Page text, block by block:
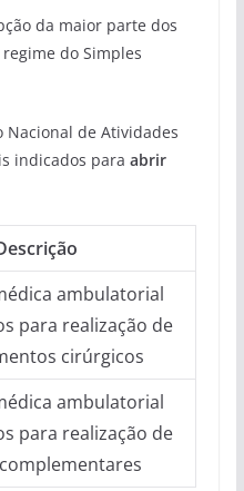
da maior parte dos
do Simples
Nacional de Atividades
indicados para abrir
ambulatorial
para realização de
cirúrgicos
ambulatorial
para realização de